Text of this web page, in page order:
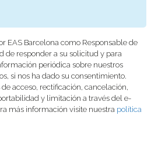
EAS Barcelona como Responsable de
de responder a su solicitud y para
periódica sobre nuestros
si nos ha dado su consentimiento.
acceso, rectificación, cancelación,
y limitación a través del e-
más información visite nuestra política